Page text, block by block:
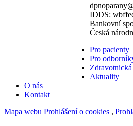
IDDS:
Bankovní
Česká
Pro pacienty
Pro
Aktuality
O nás
Kontakt
Mapa webu Prohlášení o cookies ,